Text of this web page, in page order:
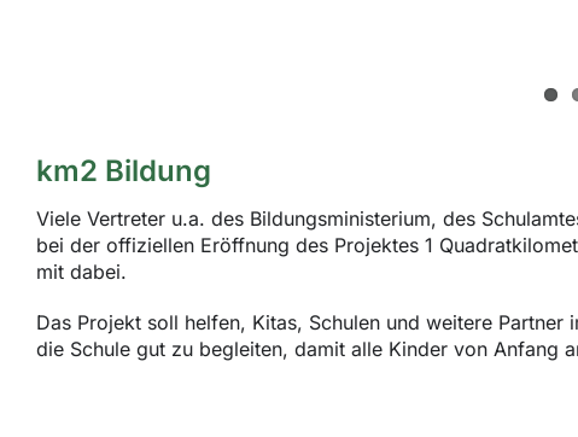
km2 Bildung
Viele Vertreter u.a. des Bildungsministerium, des
bei der offiziellen Eröffnung des Projektes 1
mit dabei.
Das Projekt soll helfen, Kitas, Schulen und weitere
die Schule gut zu begleiten, damit alle Kinder von Anfang